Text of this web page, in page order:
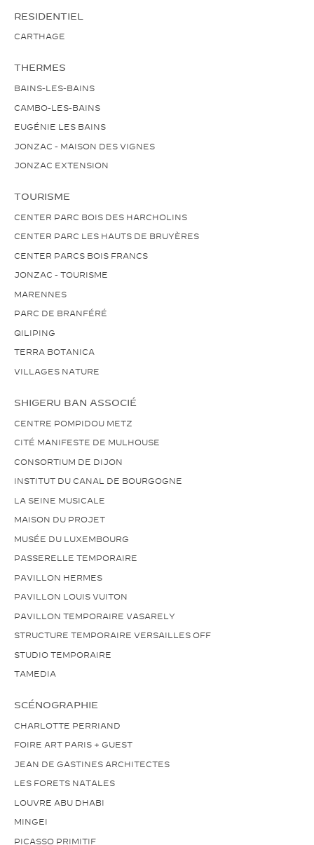
RESIDENTIEL
CARTHAGE
THERMES
BAINS-LES-BAINS
CAMBO-LES-BAINS
EUGÉNIE LES BAINS
JONZAC - MAISON DES VIGNES
JONZAC EXTENSION
TOURISME
CENTER PARC BOIS DES HARCHOLINS
CENTER PARC LES HAUTS DE BRUYÈRES
CENTER PARCS BOIS FRANCS
JONZAC - TOURISME
MARENNES
PARC DE BRANFÉRÉ
QILIPING
TERRA BOTANICA
VILLAGES NATURE
SHIGERU BAN ASSOCIÉ
CENTRE POMPIDOU METZ
CITÉ MANIFESTE DE MULHOUSE
CONSORTIUM DE DIJON
INSTITUT DU CANAL DE BOURGOGNE
LA SEINE MUSICALE
MAISON DU PROJET
MUSÉE DU LUXEMBOURG
PASSERELLE TEMPORAIRE
PAVILLON HERMES
PAVILLON LOUIS VUITON
PAVILLON TEMPORAIRE VASARELY
STRUCTURE TEMPORAIRE VERSAILLES OFF
STUDIO TEMPORAIRE
TAMEDIA
SCÉNOGRAPHIE
CHARLOTTE PERRIAND
FOIRE ART PARIS + GUEST
JEAN DE GASTINES ARCHITECTES
LES FORETS NATALES
LOUVRE ABU DHABI
MINGEI
PICASSO PRIMITIF